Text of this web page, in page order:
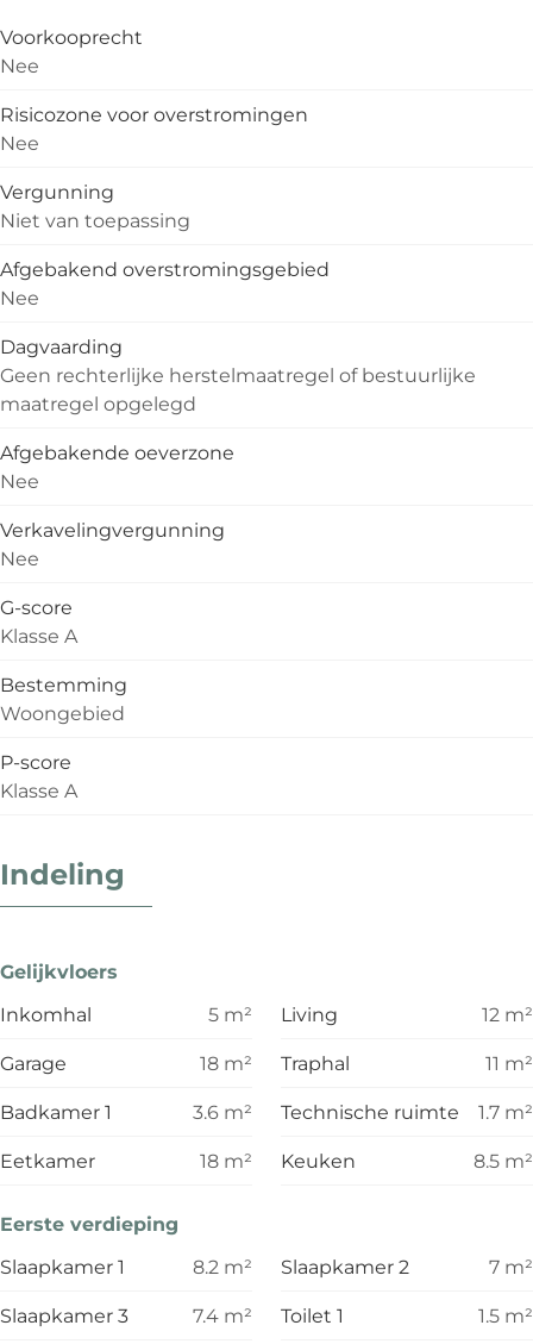
Voorkooprecht
Nee
Risicozone voor overstromingen
Nee
Vergunning
Niet van toepassing
Afgebakend overstromingsgebied
Nee
Dagvaarding
Geen rechterlijke herstelmaatregel of bestuurlijke
maatregel opgelegd
Afgebakende oeverzone
Nee
Verkavelingvergunning
Nee
G-score
Klasse A
Bestemming
Woongebied
P-score
Klasse A
Indeling
Gelijkvloers
Inkomhal
5 m² Living 12 m²
Garage
18 m² Traphal 11 m²
Badkamer 1
3.6 m² Technische ruimte 1.7 m²
Eetkamer
18 m² Keuken 8.5 m²
Eerste verdieping
Slaapkamer 1
8.2 m² Slaapkamer 2 7 m²
Slaapkamer 3
7.4 m² Toilet 1 1.5 m²